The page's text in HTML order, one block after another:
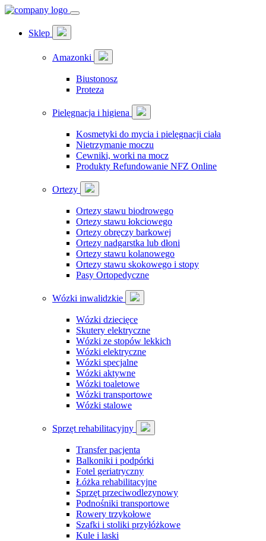
Sklep
Amazonki
Biustonosz
Proteza
Pielęgnacja i higiena
Kosmetyki do mycia i pielęgnacji ciała
Nietrzymanie moczu
Cewniki, worki na mocz
Produkty Refundowanie NFZ Online
Ortezy
Ortezy stawu biodrowego
Ortezy stawu łokciowego
Ortezy obręczy barkowej
Ortezy nadgarstka lub dłoni
Ortezy stawu kolanowego
Ortezy stawu skokowego i stopy
Pasy Ortopedyczne
Wózki inwalidzkie
Wózki dziecięce
Skutery elektryczne
Wózki ze stopów lekkich
Wózki elektryczne
Wózki specjalne
Wózki aktywne
Wózki toaletowe
Wózki transportowe
Wózki stalowe
Sprzęt rehabilitacyjny
Transfer pacjenta
Balkoniki i podpórki
Fotel geriatryczny
Łóżka rehabilitacyjne
Sprzęt przeciwodlezynowy
Podnośniki transportowe
Rowery trzykołowe
Szafki i stoliki przyłóżkowe
Kule i laski